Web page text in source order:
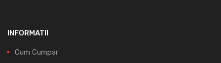
INFORMATII
Cum Cumpar